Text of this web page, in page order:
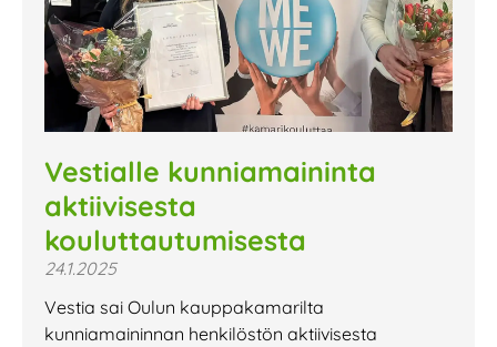
Vestialle kunniamaininta
aktiivisesta
kouluttautumisesta
24.1.2025
Vestia sai Oulun kauppakamarilta
kunniamaininnan henkilöstön aktiivisesta